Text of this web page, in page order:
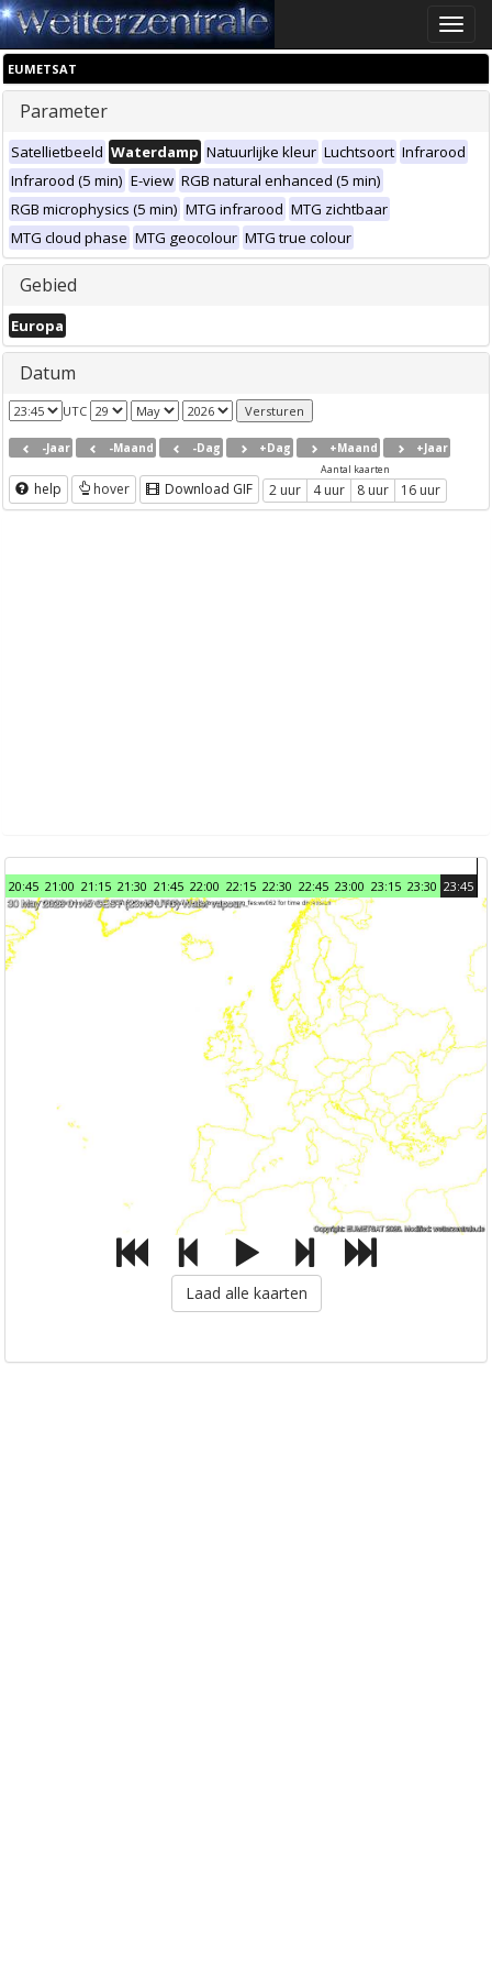
Toggle
EUMETSAT
Parameter
Satellietbeeld Waterdamp Natuurlijke kleur Luchtsoort Infrarood
Infrarood (5 min) E-view RGB natural enhanced (5 min)
RGB microphysics (5 min) MTG infrarood MTG zichtbaar
MTG cloud phase MTG geocolour MTG true colour
Gebied
Europa
Datum
UTC
-Jaar -Maand -Dag +Dag +Maand +Jaar
help hover Download GIF
Aantal kaarten
2 uur 4 uur 8 uur 16 uur
20:45 21:00 21:15 21:30 21:45 22:00 22:15 22:30 22:45 23:00 23:15 23:30 23:45
Laad alle kaarten